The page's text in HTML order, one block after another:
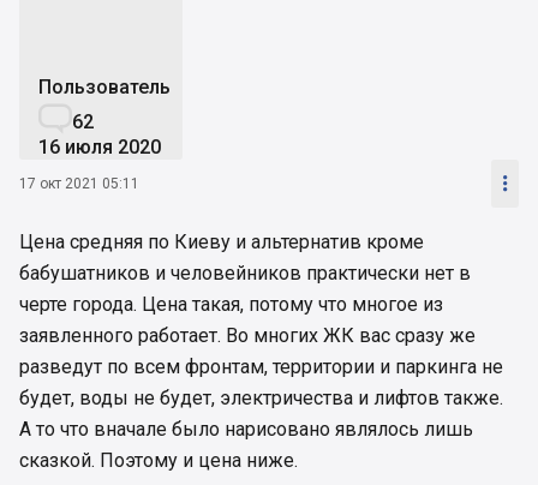
Пользователь
62
16 июля 2020
17 окт 2021 05:11 
Цена средняя по Киеву и альтернатив кроме
бабушатников и человейников практически нет в
черте города. Цена такая, потому что многое из
заявленного работает. Во многих ЖК вас сразу же
разведут по всем фронтам, территории и паркинга не
будет, воды не будет, электричества и лифтов также.
А то что вначале было нарисовано являлось лишь
сказкой. Поэтому и цена ниже.